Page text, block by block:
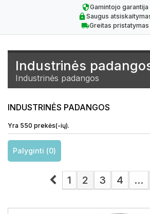
Gamintojo garantija
Saugus
Greitas pristatymas
Industrinės
Industrinės padangos
INDUSTRINĖS PADANGOS
Yra 550 prekės(-ių).
Palyginti (0)
1 2 3 4 ...